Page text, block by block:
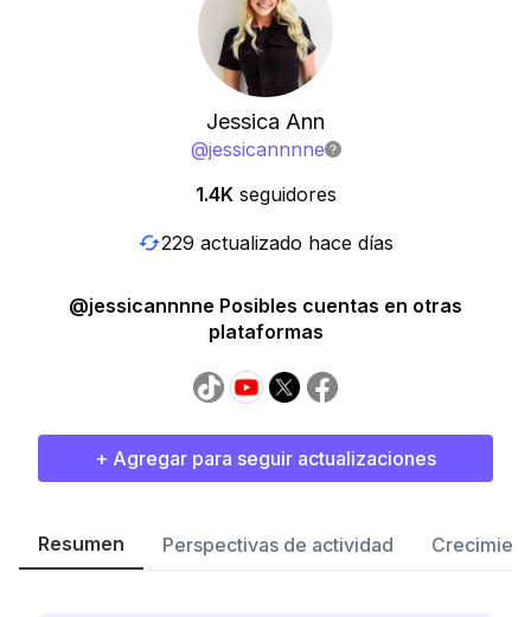
Jessica Ann
@jessicannnne
1.4K seguidores
229 actualizado hace días
@jessicannnne Posibles cuentas en otras
plataformas
+ Agregar para seguir actualizaciones
Resumen Perspectivas de actividad